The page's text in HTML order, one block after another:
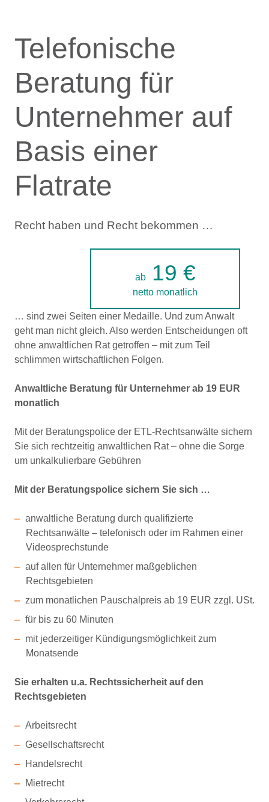
Telefonische
Beratung für
Unternehmer auf
Basis einer
Flatrate
Recht haben und Recht bekommen …
ab19 €
netto monatlich
… sind zwei Seiten einer Medaille. Und zum Anwalt
geht man nicht gleich. Also werden Entscheidungen oft
ohne anwaltlichen Rat getroffen – mit zum Teil
schlimmen wirtschaftlichen Folgen.
Anwaltliche Beratung für Unternehmer ab 19 EUR
monatlich
Mit der Beratungspolice der ETL-Rechtsanwälte sichern
Sie sich rechtzeitig anwaltlichen Rat – ohne die Sorge
um unkalkulierbare Gebühren
Mit der Beratungspolice sichern Sie sich …
anwaltliche Beratung durch qualifizierte
Rechtsanwälte – telefonisch oder im Rahmen einer
Videosprechstunde
auf allen für Unternehmer maßgeblichen
Rechtsgebieten
zum monatlichen Pauschalpreis ab 19 EUR zzgl. USt.
für bis zu 60 Minuten
mit jederzeitiger Kündigungsmöglichkeit zum
Monatsende
Sie erhalten u.a. Rechtssicherheit auf den
Rechtsgebieten
Arbeitsrecht
Gesellschaftsrecht
Handelsrecht
Mietrecht